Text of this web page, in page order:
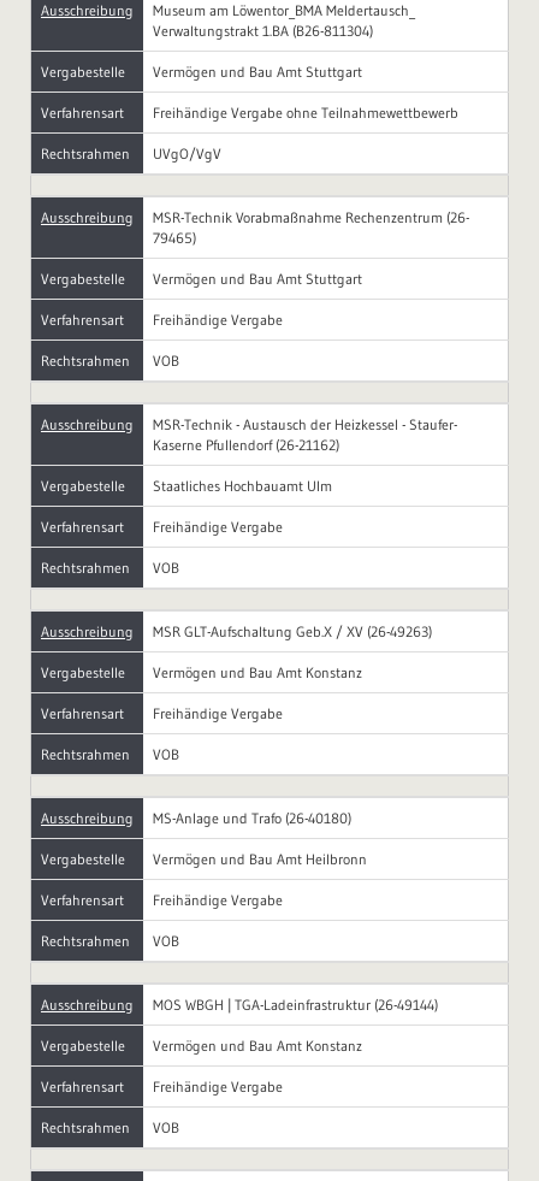
Ausschreibung
Museum am Löwentor_BMA Meldertausch_
Verwaltungstrakt 1.BA (B26-811304)
Vergabestelle Vermögen und Bau Amt Stuttgart
Verfahrensart Freihändige Vergabe ohne Teilnahmewettbewerb
Rechtsrahmen UVgO/VgV
Ausschreibung
MSR-Technik Vorabmaßnahme Rechenzentrum (26-
79465)
Vergabestelle Vermögen und Bau Amt Stuttgart
Verfahrensart Freihändige Vergabe
Rechtsrahmen VOB
Ausschreibung
MSR-Technik - Austausch der Heizkessel - Staufer-
Kaserne Pfullendorf (26-21162)
Vergabestelle Staatliches Hochbauamt Ulm
Verfahrensart Freihändige Vergabe
Rechtsrahmen VOB
Ausschreibung MSR GLT-Aufschaltung Geb.X / XV (26-49263)
Vergabestelle Vermögen und Bau Amt Konstanz
Verfahrensart Freihändige Vergabe
Rechtsrahmen VOB
Ausschreibung MS-Anlage und Trafo (26-40180)
Vergabestelle Vermögen und Bau Amt Heilbronn
Verfahrensart Freihändige Vergabe
Rechtsrahmen VOB
Ausschreibung MOS WBGH | TGA-Ladeinfrastruktur (26-49144)
Vergabestelle Vermögen und Bau Amt Konstanz
Verfahrensart Freihändige Vergabe
Rechtsrahmen VOB